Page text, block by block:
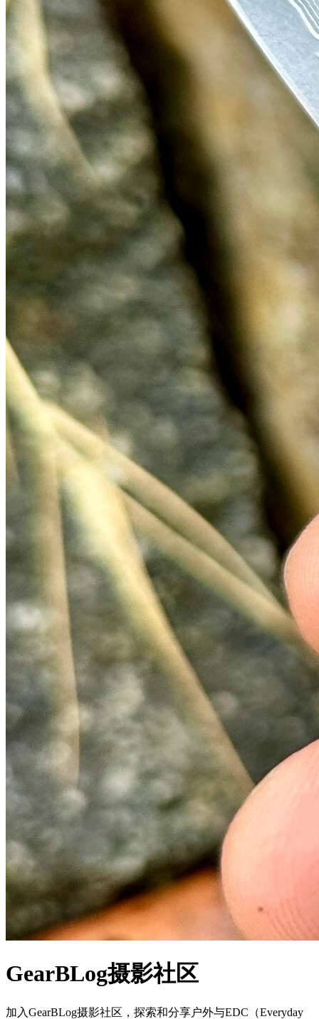
GearBLog摄影社区
加入GearBLog摄影社区，探索和分享户外与EDC（Everyday